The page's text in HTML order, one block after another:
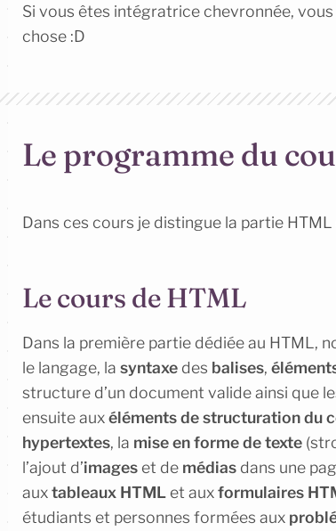
Si vous êtes intégratrice chevronnée,
chose :D
Le programme du
Dans ces cours je distingue la partie HTML
Le cours de HTML
Dans la première partie dédiée au HTML,
le langage, la syntaxe des balises,
structure d’un document valide ainsi que
ensuite auxéléments de structuration du
hypertextes, la mise en forme de texte
l’ajout d’images et de médias dans une
auxtableaux HTML et auxformulaires
étudiants et personnes formées aux